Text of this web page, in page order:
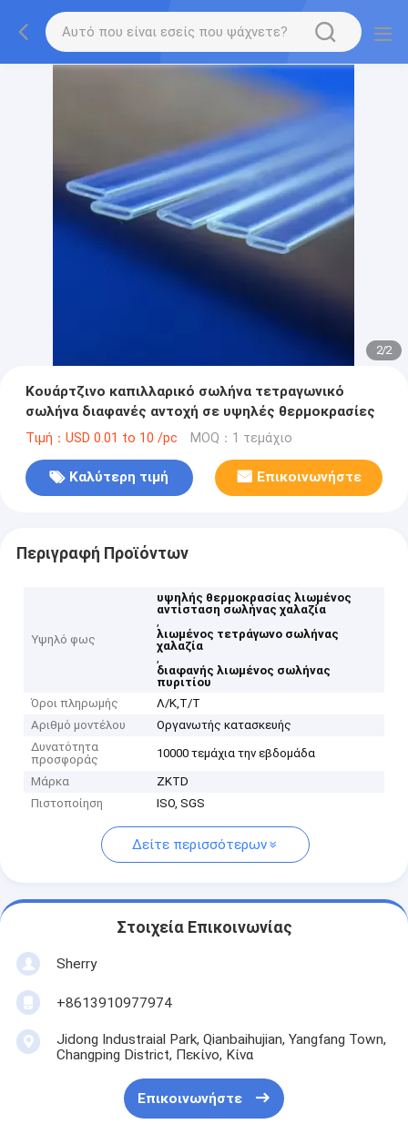
2/2
Κουάρτζινο καπιλλαρικό σωλήνα τετραγωνικό
σωλήνα διαφανές αντοχή σε υψηλές θερμοκρασίες
Τιμή：USD 0.01 to 10 /pc MOQ：1 τεμάχιο
Καλύτερη τιμή Επικοινωνήστε
Περιγραφή Προϊόντων
Υψηλό φως
υψηλής θερμοκρασίας λιωμένος
αντίσταση σωλήνας χαλαζία
,
λιωμένος τετράγωνο σωλήνας
χαλαζία
,
διαφανής λιωμένος σωλήνας
πυριτίου
Όροι πληρωμής
Λ/Κ,Τ/Τ
Αριθμό μοντέλου
Οργανωτής κατασκευής
Δυνατότητα
προσφοράς
10000 τεμάχια την εβδομάδα
Μάρκα
ZKTD
Πιστοποίηση
ISO, SGS
Δείτε περισσότερων
Στοιχεία Επικοινωνίας
Sherry
+8613910977974
Jidong Industraial Park, Qianbaihujian, Yangfang Town,
Changping District, Πεκίνο, Κίνα
Επικοινωνήστε